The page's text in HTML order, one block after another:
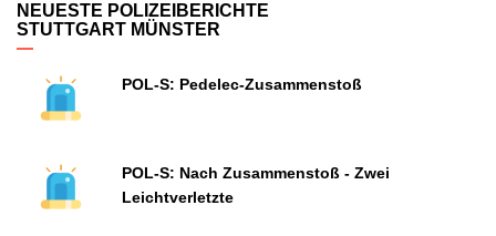
NEUESTE POLIZEIBERICHTE
STUTTGART MÜNSTER
POL-S: Pedelec-Zusammenstoß
POL-S: Nach Zusammenstoß - Zwei
Leichtverletzte